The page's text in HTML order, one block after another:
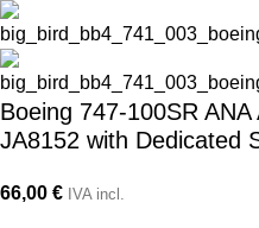
Boeing 747-100SR
JA8152 with Dedicated
66,00 € IVA incl.